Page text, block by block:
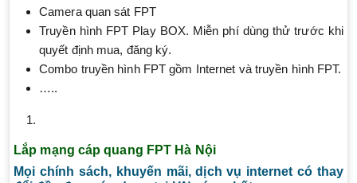
Camera quan sát FPT
Truyền hình FPT Play BOX. Miễn phí dùng thử trước khi
quyết định mua, đăng ký.
Combo truyền hình FPT gồm Internet và truyền hình FPT.
…..
Lắp mạng cáp quang FPT Hà Nội
Mọi chính sách, khuyến mãi, dịch vụ internet có thay